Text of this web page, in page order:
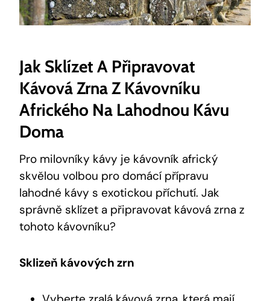
Jak Sklízet A Připravovat
Kávová Zrna Z Kávovníku
Afrického Na Lahodnou Kávu
Doma
Pro milovníky kávy je kávovník africký
skvělou volbou pro domácí přípravu
lahodné kávy s exotickou příchutí. Jak
správně sklízet a připravovat kávová zrna z
tohoto kávovníku?
Sklizeň kávových zrn